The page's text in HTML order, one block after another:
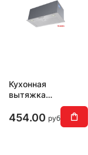
Кухонная
вытяжка
Crosby Power 60
(нержавеющая
454.00 руб